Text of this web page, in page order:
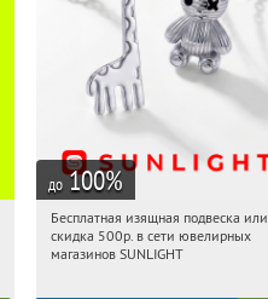
до 100%
04:31:49 Получили:
Россия
Бесплатная изящная подвеска или
скидка 500р. в сети ювелирных
магазинов SUNLIGHT